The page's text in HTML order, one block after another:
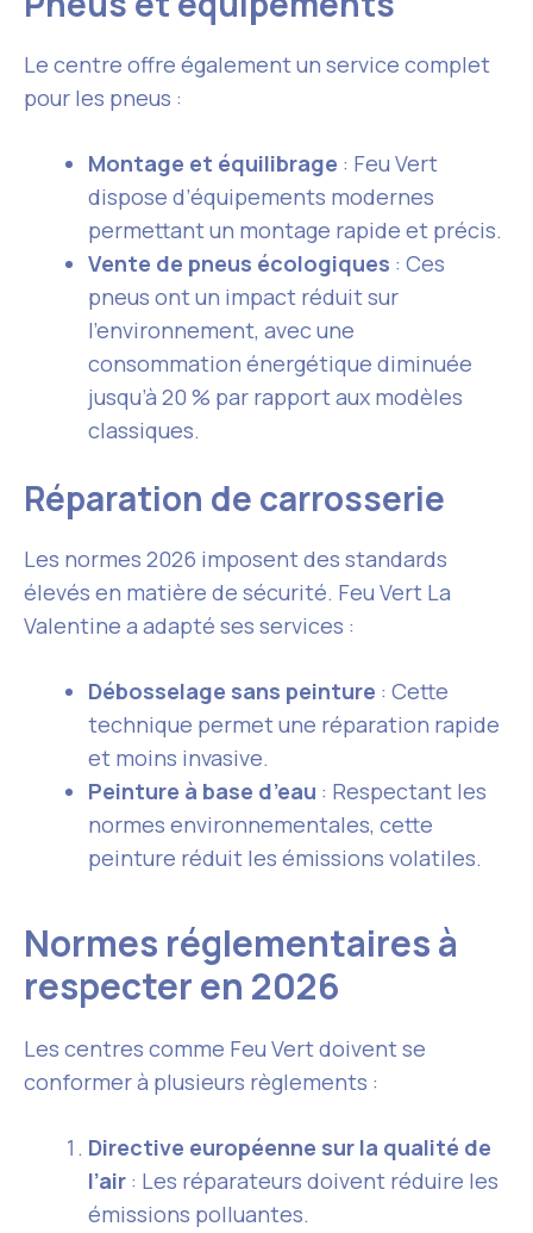
Le centre offre également un service complet
pour les pneus :
Montage et équilibrage : Feu Vert
dispose d’équipements modernes
permettant un montage rapide et précis.
Vente de pneus écologiques : Ces
pneus ont un impact réduit sur
l’environnement, avec une
consommation énergétique diminuée
jusqu’à 20 % par rapport aux modèles
classiques.
Réparation de carrosserie
Les normes 2026 imposent des standards
élevés en matière de sécurité. Feu Vert La
Valentine a adapté ses services :
Débosselage sans peinture : Cette
technique permet une réparation rapide
et moins invasive.
Peinture à base d’eau : Respectant les
normes environnementales, cette
peinture réduit les émissions volatiles.
Normes réglementaires à
respecter en 2026
Les centres comme Feu Vert doivent se
conformer à plusieurs règlements :
Directive européenne sur la qualité de
l’air : Les réparateurs doivent réduire les
émissions polluantes.